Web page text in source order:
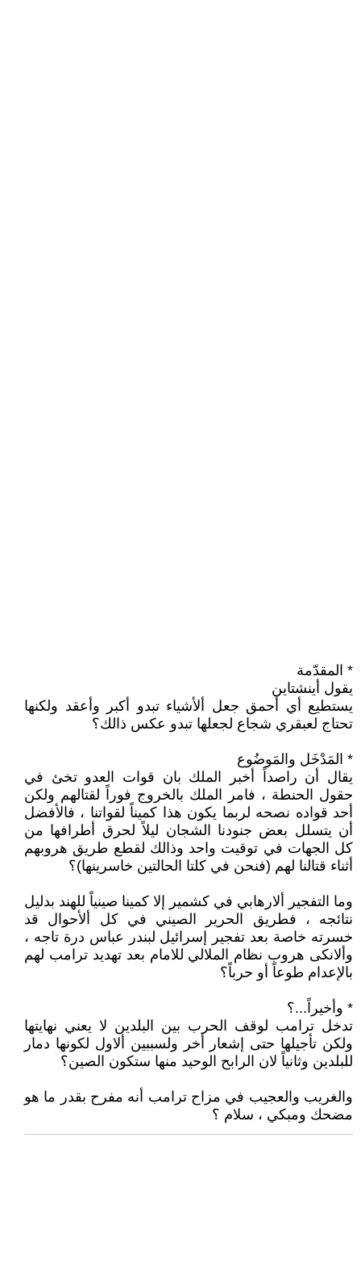
* المقدّمة
يقول أينشتاين
يستطيع أي أحمق جعل ألأشياء تبدو أكبر وأعقد ولكنها
تحتاج لعبقري شجاع لجعلها تبدو عكس ذالك؟
* المَدْخَل والمَوضُوع
يقال أن راصداً أخبر الملك بان قوات العدو تخئ في
حقول الحنطة ، فامر الملك بالخروج فوراً لقتالهم ولكن
أحد قواده نصحه لربما يكون هذا كميناً لقواتنا ، فالأفضل
أن يتسلل بعض جنودنا الشجان ليلاً لحرق أطرافها من
كل الجهات في توقيت واحد وذالك لقطع طريق هروبهم
أثناء قتالنا لهم (فنحن في كلتا الحالتين خاسرينها)؟
وما التفجير ألارهابي في كشمير إلا كمينا صينياً للهند بدليل
نتائجه ، فطريق الحرير الصيني في كل ألأحوال قد
خسرته خاصة بعد تفجير إسرائيل لبندر عباس درة تاجه ،
وألانكى هروب نظام الملالي للامام بعد تهديد ترامب لهم
بالإعدام طوعاً أو حرباً؟
* وأخيراً...؟
تدخل ترامب لوقف الحرب بين البلدين لا يعني نهايتها
ولكن تأجيلها حتى إشعار أخر ولسببين ألاول لكونها دمار
للبلدين وثانياً لان الرابح الوحيد منها ستكون الصين؟
والغريب والعجيب في مزاح ترامب أنه مفرح بقدر ما هو
مضحك ومبكي ، سلام ؟